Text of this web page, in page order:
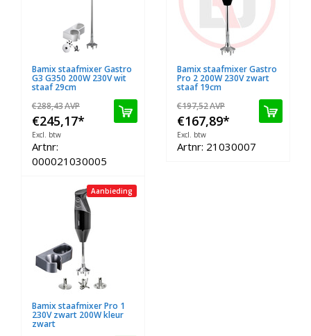
Bamix staafmixer Gastro
G3 G350 200W 230V wit
staaf 29cm
€288,43AVP
€245,17*
Excl. btw
Artnr:
000021030005
Bamix staafmixer Gastro
Pro 2 200W 230V zwart
staaf 19cm
€197,52AVP
€167,89*
Excl. btw
Artnr: 21030007
Aanbieding
Bamix staafmixer Pro 1
230V zwart 200W kleur
zwart